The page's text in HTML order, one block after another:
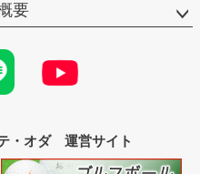
要
・オダ 運営サイト